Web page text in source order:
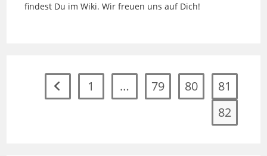
findest Du im Wiki. Wir freuen uns auf Dich!
Zur vorherigen Seite
1 … 79 80
81
82